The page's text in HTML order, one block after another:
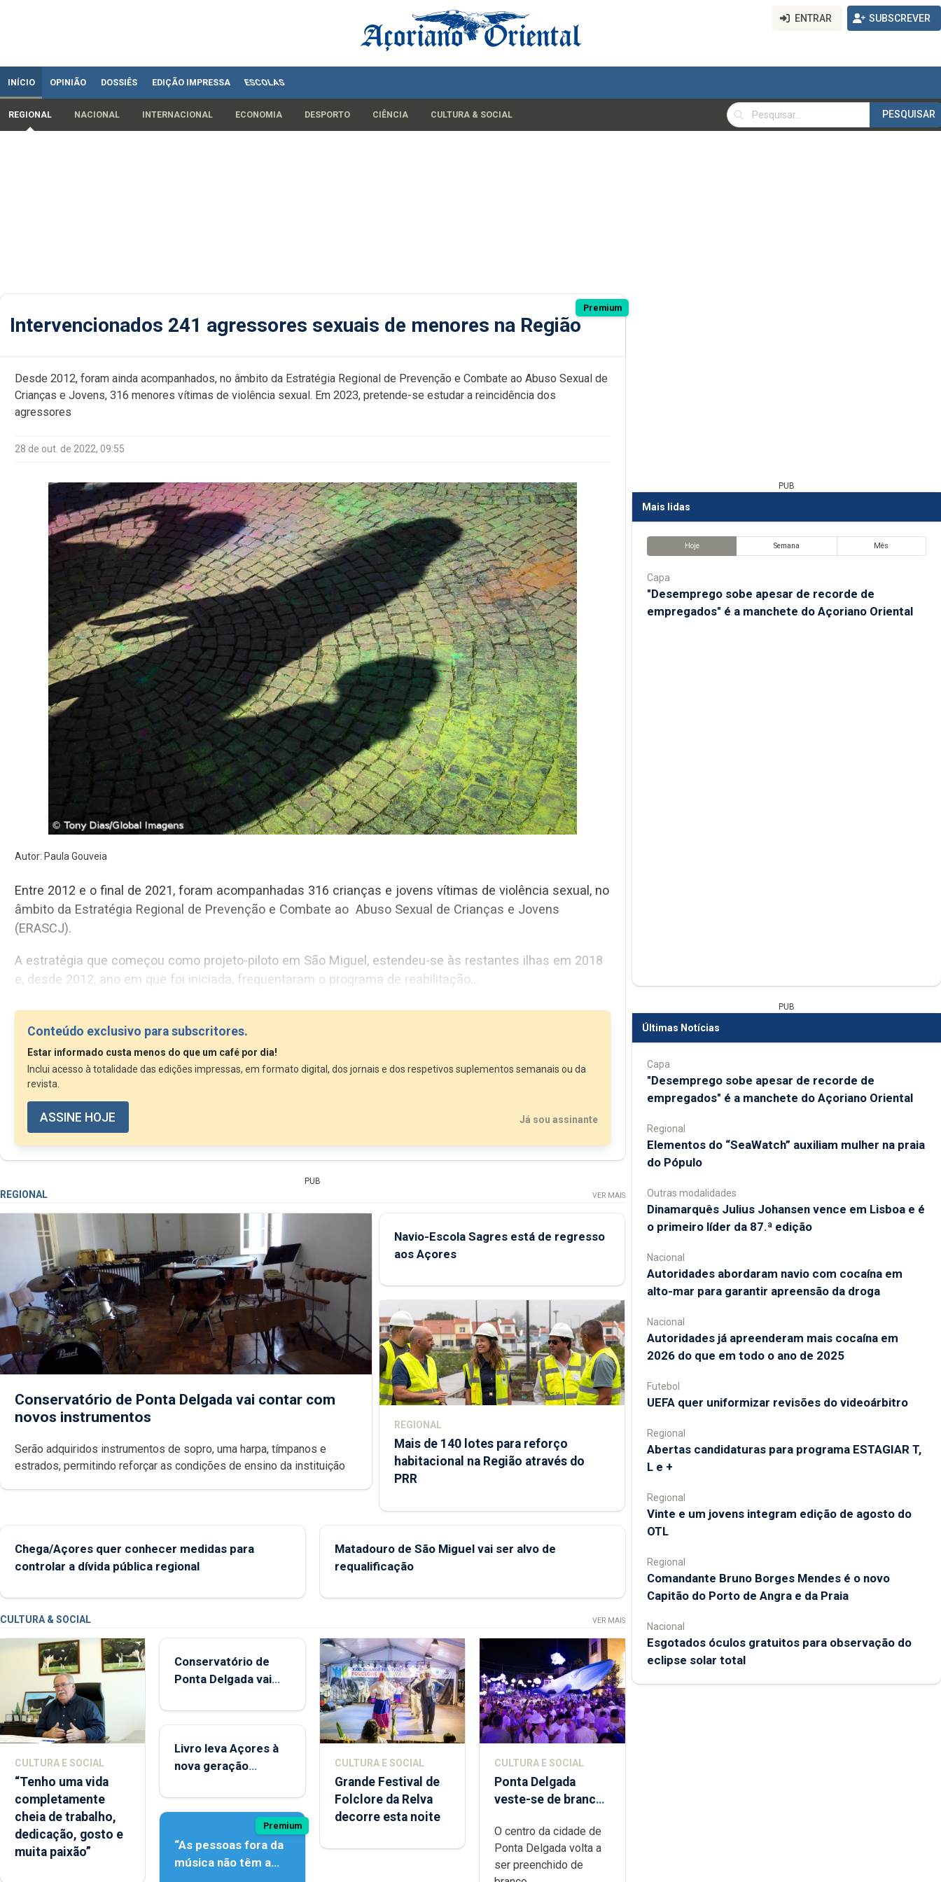
ENTRAR SUBSCREVER
INÍCIO OPINIÃO DOSSIÊS EDIÇÃO IMPRESSA ESCOLAS
REGIONAL NACIONAL INTERNACIONAL ECONOMIA DESPORTO CIÊNCIA CULTURA & SOCIAL
PESQUISAR
PESQUISAR
Premium
Intervencionados 241 agressores sexuais de menores na Região
Desde 2012, foram ainda acompanhados, no âmbito da Estratégia Regional de Prevenção e Combate ao Abuso Sexual de
Crianças e Jovens, 316 menores vítimas de violência sexual. Em 2023, pretende-se estudar a reincidência dos
agressores
28 de out. de 2022, 09:55
Autor: Paula Gouveia
Entre 2012 e o final de 2021, foram acompanhadas 316 crianças e jovens vítimas de violência sexual, no
âmbito da Estratégia Regional de Prevenção e Combate ao Abuso Sexual de Crianças e Jovens
(ERASCJ).
A estratégia que começou como projeto-piloto em São Miguel, estendeu-se às restantes ilhas em 2018
e, desde 2012, ano em que foi iniciada, frequentaram o programa de reabilitação...
Conteúdo exclusivo para subscritores.
Estar informado custa menos do que um café por dia!
Inclui acesso à totalidade das edições impressas, em formato digital, dos jornais e dos respetivos suplementos semanais ou da
revista.
ASSINE HOJE Já sou assinante
PUB
REGIONAL VER MAIS
Conservatório de Ponta Delgada vai contar com
novos instrumentos
Serão adquiridos instrumentos de sopro, uma harpa, tímpanos e
estrados, permitindo reforçar as condições de ensino da instituição
Navio-Escola Sagres está de regresso
aos Açores
REGIONAL
Mais de 140 lotes para reforço
habitacional na Região através do
PRR
Chega/Açores quer conhecer medidas para
controlar a dívida pública regional
Matadouro de São Miguel vai ser alvo de
requalificação
CULTURA & SOCIAL VER MAIS
CULTURA E SOCIAL
“Tenho uma vida
completamente
cheia de trabalho,
dedicação, gosto e
muita paixão”
Conservatório de
Ponta Delgada vai
instrumentos
Livro leva Açores à
nova geração
Premium
“As pessoas fora da
música não têm a
CULTURA E SOCIAL
Grande Festival de
Folclore da Relva
decorre esta noite
CULTURA E SOCIAL
Ponta Delgada
veste-se de branco
O centro da cidade de
Ponta Delgada volta a
ser preenchido de
PUB
Mais lidas
Hoje Semana Mês
Capa
"Desemprego sobe apesar de recorde de
empregados" é a manchete do Açoriano Oriental
PUB
Últimas Notícias
Capa
"Desemprego sobe apesar de recorde de
empregados" é a manchete do Açoriano Oriental
Regional
​Elementos do “SeaWatch” auxiliam mulher na praia
do Pópulo
Outras modalidades
Dinamarquês Julius Johansen vence em Lisboa e é
o primeiro líder da 87.ª edição
Nacional
Autoridades abordaram navio com cocaína em
alto-mar para garantir apreensão da droga
Nacional
Autoridades já apreenderam mais cocaína em
2026 do que em todo o ano de 2025
Futebol
UEFA quer uniformizar revisões do videoárbitro
Regional
Abertas candidaturas para programa ESTAGIAR T,
L e +
Regional
Vinte e um jovens integram edição de agosto do
OTL
Regional
Comandante Bruno Borges Mendes é o novo
Capitão do Porto de Angra e da Praia
Nacional
Esgotados óculos gratuitos para observação do
eclipse solar total